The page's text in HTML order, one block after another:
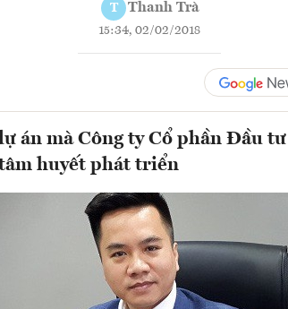
T Thanh Trà
15:34, 02/02/2018
án mà Công ty Cổ phần Đầu
huyết phát triển